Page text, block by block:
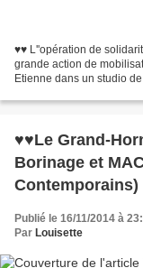
♥♥ L''opération de
grande action de
Etienne dans un studio
♥♥Le Grand-Hornu site minier région de
Borinage et
Contemporains)
Publié le 16/11/2014 à
Par Louisette